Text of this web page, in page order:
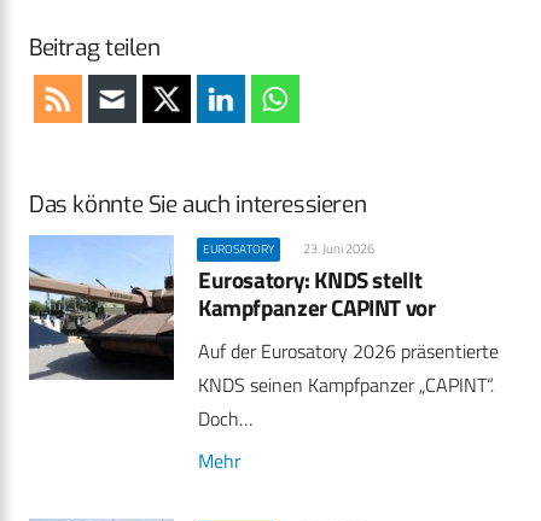
Beitrag teilen
Das könnte Sie auch interessieren
EUROSATORY 23. Juni 2026
Eurosatory: KNDS stellt
Kampfpanzer CAPINT vor
Auf der Eurosatory 2026 präsentierte
KNDS seinen Kampfpanzer „CAPINT“.
Doch…
Mehr